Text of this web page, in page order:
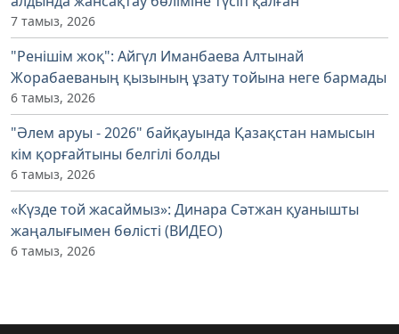
7 тамыз, 2026
"Ренішім жоқ": Айгүл Иманбаева Алтынай
Жорабаеваның қызының ұзату тойына неге бармады
6 тамыз, 2026
"Әлем аруы - 2026" байқауында Қазақстан намысын
кім қорғайтыны белгілі болды
6 тамыз, 2026
«Күзде той жасаймыз»: Динара Сәтжан қуанышты
жаңалығымен бөлісті (ВИДЕО)
6 тамыз, 2026